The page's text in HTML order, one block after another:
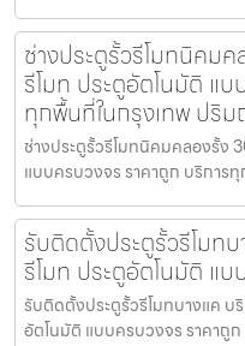
ช่างประตูรั้วรีโมทนิคม
รีโมท ประตูอัตโนมัติ แ
ทุกพื้นที่ในกรุงเทพ ปริ
ช่างประตูรั้วรีโมทนิคมคลองรั้ง
แบบครบวงจร ราคาถูก บริการ
รับติดตั้งประตูรั้วรีโมท
รีโมท ประตูอัตโนมัติ แ
รับติดตั้งประตูรั้วรีโมทบางแค บ
อัตโนมัติ แบบครบวงจร ราคาถูก